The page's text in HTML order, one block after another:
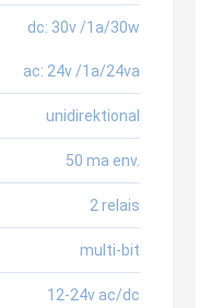
dc: 30v /1a/30w
ac: 24v /1a/24va
unidirektional
50 ma env.
2 relais
multi-bit
12-24v ac/dc